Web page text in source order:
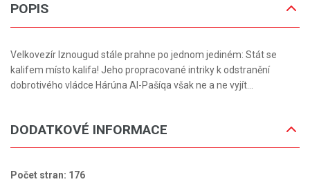
POPIS
Velkovezír Iznougud stále prahne po jednom jediném: Stát se
kalifem místo kalifa! Jeho propracované intriky k odstranění
dobrotivého vládce Hárúna Al-Pašíqa však ne a ne vyjít...
DODATKOVÉ INFORMACE
Počet stran: 176